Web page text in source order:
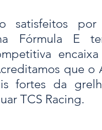
satisfeitos
Fórmula E
que
fortes da
TCS Racing.